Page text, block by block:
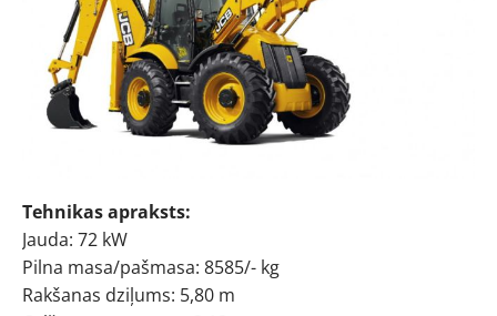
Tehnikas apraksts:
Jauda: 72 kW
Pilna masa/pašmasa: 8585/- kg
Rakšanas dziļums: 5,80 m